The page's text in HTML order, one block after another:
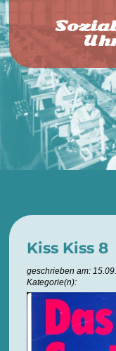
Kiss Kiss 8
geschrieben am:
Kategorie(n):